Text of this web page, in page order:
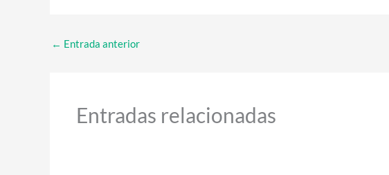
← Entrada anterior
Entradas relacionadas